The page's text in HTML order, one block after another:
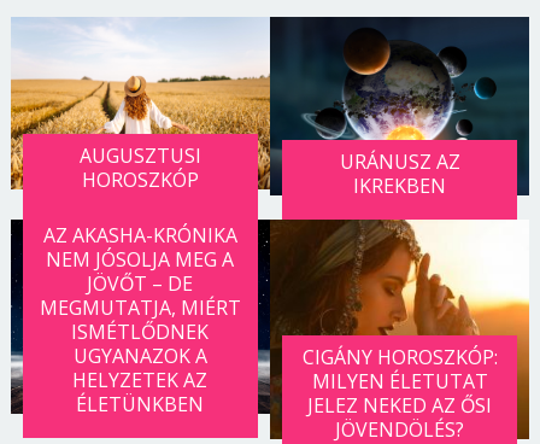
AUGUSZTUSI
HOROSZKÓP
URÁNUSZ AZ
IKREKBEN
AZ AKASHA-KRÓNIKA
NEM JÓSOLJA MEG A
JÖVŐT – DE
MEGMUTATJA, MIÉRT
ISMÉTLŐDNEK
UGYANAZOK A
HELYZETEK AZ
ÉLETÜNKBEN
CIGÁNY HOROSZKÓP:
MILYEN ÉLETUTAT
JELEZ NEKED AZ ŐSI
JÖVENDÖLÉS?